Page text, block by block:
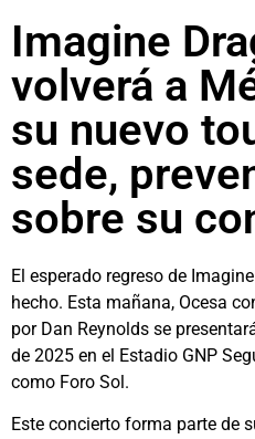
Imagine
volverá a
su nuevo
sede,
sobre su
El esperado regreso de
hecho. Esta mañana, Ocesa
por Dan Reynolds se
de 2025 en el Estadio GNP
como Foro Sol.
Este concierto forma parte de